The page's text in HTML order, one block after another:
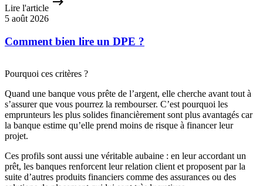
Lire l'article
5 août 2026
Comment bien lire un DPE ?
Pourquoi ces critères ?
Quand une banque vous prête de l’argent, elle cherche avant tout à
s’assurer que vous pourrez la rembourser. C’est pourquoi les
emprunteurs les plus solides financièrement sont plus avantagés car
la banque estime qu’elle prend moins de risque à financer leur
projet.
Ces profils sont aussi une véritable aubaine : en leur accordant un
prêt, les banques renforcent leur relation client et proposent par la
suite d’autres produits financiers comme des assurances ou des